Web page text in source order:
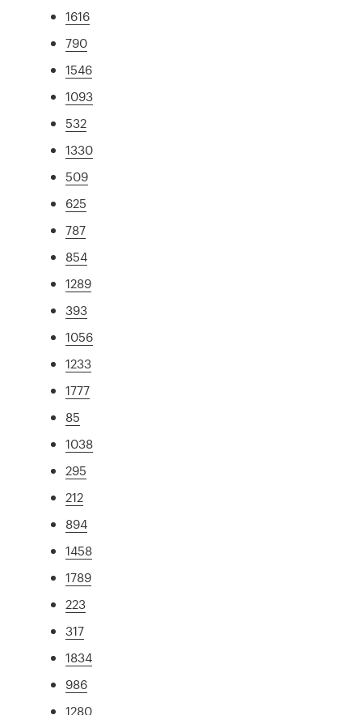
1616
790
1546
1093
532
1330
509
625
787
854
1289
393
1056
1233
1777
85
1038
295
212
894
1458
1789
223
317
1834
986
1280